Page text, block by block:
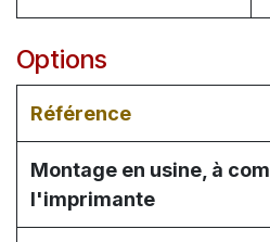
Options
Référence
Montage en usine, à
l'imprimante